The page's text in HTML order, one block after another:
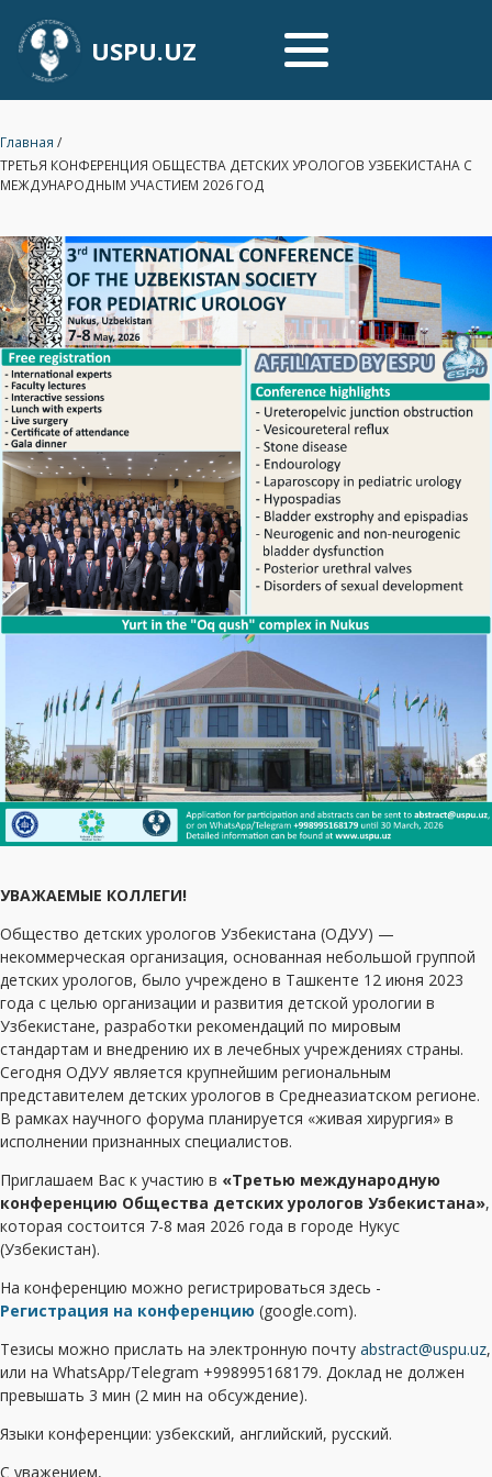
USPU.UZ
Главная /
ТРЕТЬЯ КОНФЕРЕНЦИЯ ОБЩЕСТВА ДЕТСКИХ УРОЛОГОВ УЗБЕКИСТАНА С
МЕЖДУНАРОДНЫМ УЧАСТИЕМ 2026 ГОД
УВАЖАЕМЫЕ КОЛЛЕГИ!
Общество детских урологов Узбекистана (ОДУУ) —
некоммерческая организация, основанная небольшой группой
детских урологов, было учреждено в Ташкенте 12 июня 2023
года с целью организации и развития детской урологии в
Узбекистане, разработки рекомендаций по мировым
стандартам и внедрению их в лечебных учреждениях страны.
Сегодня ОДУУ является крупнейшим региональным
представителем детских урологов в Среднеазиатском регионе.
В рамках научного форума планируется «живая хирургия» в
исполнении признанных специалистов.
Приглашаем Вас к участию в «Третью международную
конференцию Общества детских урологов Узбекистана»,
которая состоится 7-8 мая 2026 года в городе Нукус
(Узбекистан).
На конференцию можно регистрироваться здесь -
Регистрация на конференцию (google.com).
Тезисы можно прислать на электронную почту abstract@uspu.uz,
или на WhatsApp/Telegram +998995168179. Доклад не должен
превышать 3 мин (2 мин на обсуждение).
Языки конференции: узбекский, английский, русский.
С уважением,